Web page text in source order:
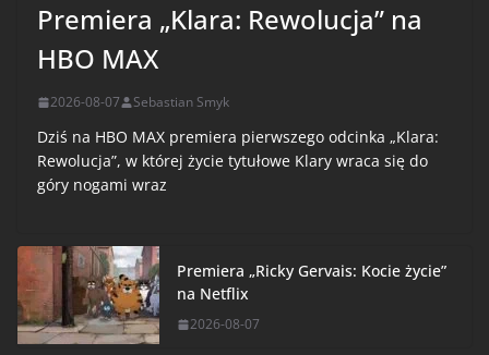
Premiera „Klara: Rewolucja” na
HBO MAX
2026-08-07 Sebastian Smyk
Dziś na HBO MAX premiera pierwszego odcinka „Klara:
Rewolucja”, w której życie tytułowe Klary wraca się do
góry nogami wraz
Premiera „Ricky Gervais: Kocie życie”
na Netflix
2026-08-07